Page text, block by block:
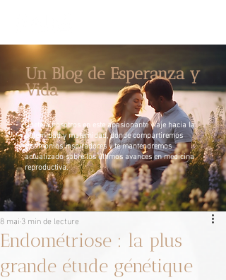
Un Blog de Esperanza y
Vida
Únete a nosotros en este apasionante viaje hacia la
paternidad y maternidad, donde compartiremos
testimonios inspiradores y te mantendremos
actualizado sobre los últimos avances en medicina
reproductiva.
Endométriose : la plus
grande étude génétique
8 mai3 min de lecture